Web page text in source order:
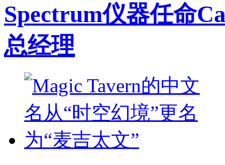
Spectrum仪器任命
总经理